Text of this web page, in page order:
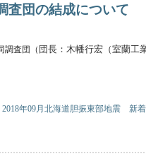
団の結成について
調査団（ 団長：木幡行宏（室蘭工
新
2018年09月北海道胆振東部地震